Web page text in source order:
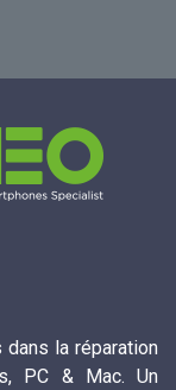
la réparation
PC & Mac. Un